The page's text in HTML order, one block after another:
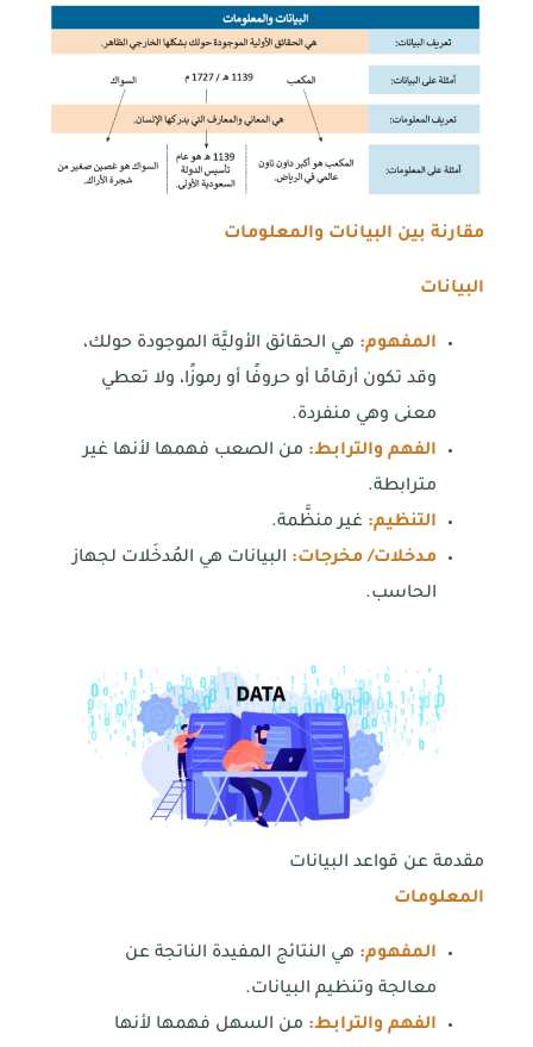
مقارنة بين البيانات والمعلومات
البيانات
المفهوم: هي الحقائق الأوليَّة الموجودة حولك،
وقد تكون أرقامًا أو حروفًا أو رموزًا، ولا تعطي
معنى وهي منفردة.
الفهم والترابط: من الصعب فهمها لأنها غير
مترابطة.
التنظيم: غير منظَّمة.
مدخلات/ مخرجات: البيانات هي المُدخَلات لجهاز
الحاسب.
مقدمة عن قواعد البيانات
المعلومات
المفهوم: هي النتائج المفيدة الناتجة عن
معالجة وتنظيم البيانات.
الفهم والترابط: من السهل فهمها لأنها